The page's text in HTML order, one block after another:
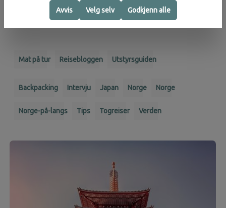
Mat på tur Reisebloggen Utstyrsguiden
Backpacking Intervju Japan Norge Norge
Norge-på-langs Tips Togreiser Verden
Avvis Velg selv Godkjenn alle